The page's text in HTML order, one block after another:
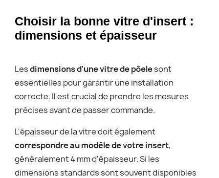
Choisir la bonne vitre d'insert :
dimensions et épaisseur
Lesdimensions d'une vitre de pôelesont
essentielles pour garantir une installation
correcte. Il est crucial de prendre les mesures
précises avant de passer commande.
L'épaisseur de la vitre doit également
correspondre au modèle de votre insert,
généralement 4 mm d'épaisseur. Si les
dimensions standards sont souvent disponibles